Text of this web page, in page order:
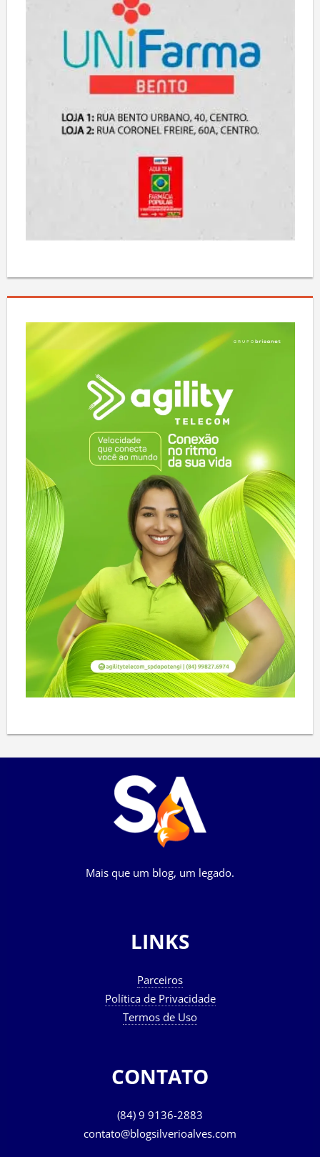
Mais que um blog, um legado.
LINKS
Parceiros
Política de Privacidade
Termos de Uso
CONTATO
(84) 9 9136-2883
contato@blogsilverioalves.com